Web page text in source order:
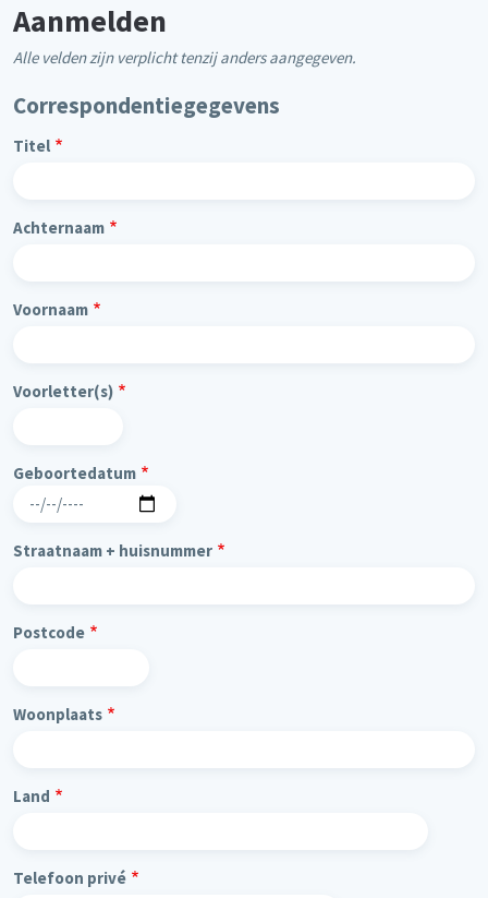
Aanmelden
Alle velden zijn verplicht tenzij anders aangegeven.
Correspondentiegegevens
Titel
Achternaam
Voornaam
Voorletter(s)
Geboortedatum
Straatnaam + huisnummer
Postcode
Woonplaats
Land
Telefoon privé